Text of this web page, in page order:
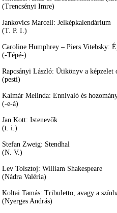
(Trencsényi Imre)
Jankovics Marcell: Jelképkalendárium
(T. P. I.)
Caroline Humphrey – Piers Vitebsky:
(-Tépé-)
Rapcsányi László: Útikönyv a képzelet
(pesti)
Kalmár Melinda: Ennivaló és
(-e-á)
Jan Kott: Istenevők
(t. i.)
Stefan Zweig: Stendhal
(N. V.)
Lev Tolsztoj: William Shakespeare
(Nádra Valéria)
Koltai Tamás: Tribuletto, avagy a
(Nyerges András)